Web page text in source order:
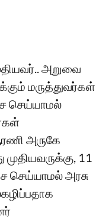
அறுவை
மருத்துவர்கள்
செய்யாமல்
அருகே
11
செய்யாமல் அரசு